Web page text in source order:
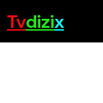
Tvdizix